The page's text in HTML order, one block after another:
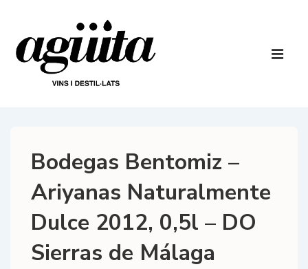
contenido
principal
Bodegas Bentomiz –
Ariyanas Naturalmente
Dulce 2012, 0,5l – DO
Sierras de Málaga